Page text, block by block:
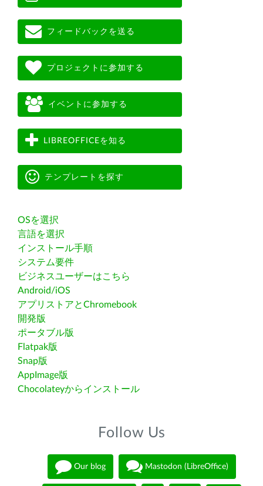
フィードバックを送る
プロジェクトに参加する
イベントに参加する
LIBREOFFICEを知る
テンプレートを探す
OSを選択
言語を選択
インストール手順
システム要件
ビジネスユーザーはこちら
Android/iOS
アプリストアとChromebook
開発版
ポータブル版
Flatpak版
Snap版
AppImage版
Chocolateyからインストール
Follow Us
Our blog Mastodon (LibreOffice)